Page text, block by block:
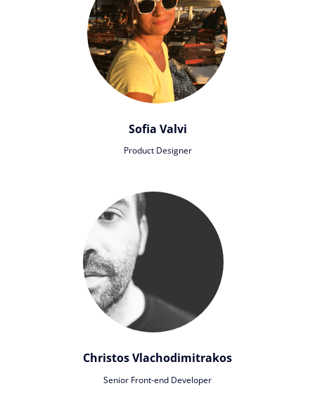
Sofia Valvi
Product Designer
Christos Vlachodimitrakos
Senior Front-end Developer